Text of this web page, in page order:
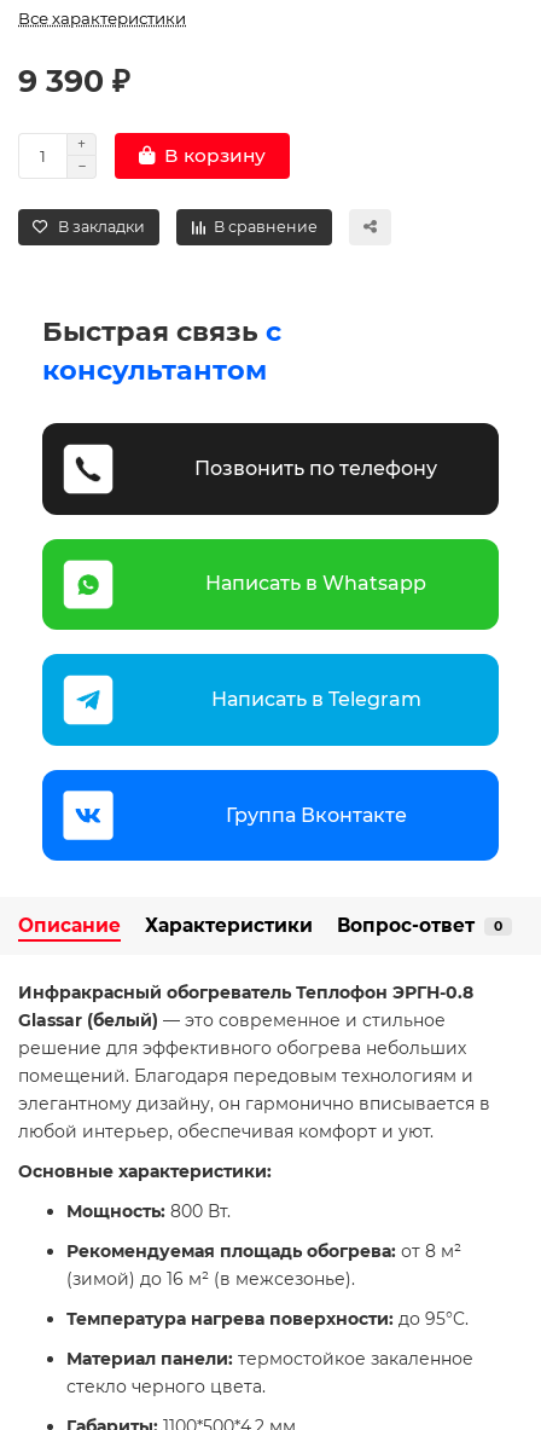
Все характеристики
9 390 ₽
В корзину
В закладки В сравнение
Быстрая связь с
консультантом
Позвонить по телефону
Написать в Whatsapp
Написать в Telegram
Группа Вконтакте
Описание Характеристики Вопрос-ответ 0
Инфракрасный обогреватель Теплофон ЭРГН-0.8
Glassar (белый) — это современное и стильное
решение для эффективного обогрева небольших
помещений. Благодаря передовым технологиям и
элегантному дизайну, он гармонично вписывается в
любой интерьер, обеспечивая комфорт и уют.​
Основные характеристики:
Мощность: 800 Вт.
Рекомендуемая площадь обогрева: от 8 м²
(зимой) до 16 м² (в межсезонье).
Температура нагрева поверхности: до 95°C.​
Материал панели: термостойкое закаленное
стекло черного цвета.